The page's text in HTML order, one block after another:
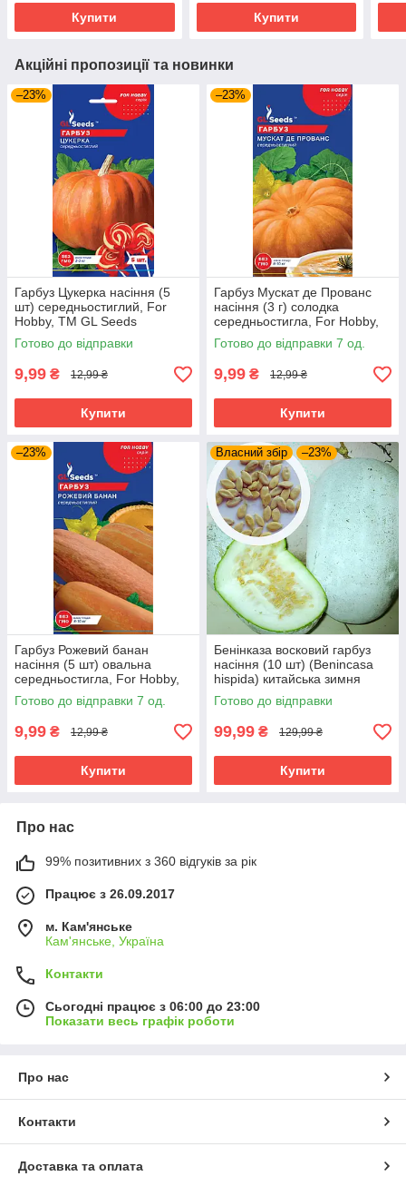
Купити Купити
Акційні пропозиції та новинки
–23%
Гарбуз Цукерка насіння (5
шт) середньостиглий, For
Hobby, TM GL Seeds
Готово до відправки
9,99 ₴ 12,99 ₴
Купити
–23%
Гарбуз Мускат де Прованс
насіння (3 г) солодка
середньостигла, For Hobby,
TM GL Seeds
Готово до відправки 7 од.
9,99 ₴ 12,99 ₴
Купити
–23%
Гарбуз Рожевий банан
насіння (5 шт) овальна
середньостигла, For Hobby,
TM GL Seeds
Готово до відправки 7 од.
9,99 ₴ 12,99 ₴
Купити
Власний збір –23%
Бенінказа восковий гарбуз
насіння (10 шт) (Benincasa
hispida) китайська зимня
диня
Готово до відправки
99,99 ₴ 129,99 ₴
Купити
Про нас
99% позитивних з 360 відгуків за рік
Працює з 26.09.2017
м. Кам'янське
Кам'янське, Україна
Контакти
Сьогодні працює з 06:00 до 23:00
Показати весь графік роботи
Про нас
Контакти
Доставка та оплата